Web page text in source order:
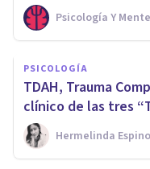
Psicología Y Mente
PSICOLOGÍA
TDAH, Trauma
clínico de las tres
Hermelinda